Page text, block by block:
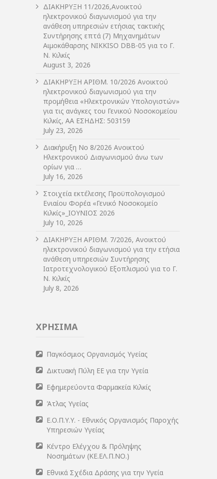
ΔIΑΚΗΡΥΞΗ 11/2026,Ανοικτού
ηλεκτρονικού διαγωνισμού για την
ανάθεση υπηρεσιών ετήσιας τακτικής
Συντήρησης επτά (7) Μηχανημάτων
Αιμοκάθαρσης NIKKISO DBB-05 για το Γ.
Ν. Κιλκίς
August 3, 2026
ΔIΑΚΗΡΥΞΗ ΑΡIΘΜ. 10/2026 Ανοικτού
ηλεκτρονικού διαγωνισμού για την
προμήθεια «Ηλεκτρονικών Υπολογιστών»
για τις ανάγκες του Γενικού Νοσοκομείου
Κιλκίς, ΑΑ ΕΣΗΔΗΣ: 503159
July 23, 2026
Διακήρυξη Νο 8/2026 Ανοικτού
Ηλεκτρονικού Διαγωνισμού άνω των
ορίων για …
July 16, 2026
Στοιχεία εκτέλεσης Προϋπολογισμού
Ενιαίου Φορέα «Γενικό Νοσοκομείο
Κιλκίς»_ΙΟΥΝΙΟΣ 2026
July 10, 2026
ΔIΑΚΗΡΥΞΗ ΑΡIΘΜ. 7/2026, Ανοικτού
ηλεκτρονικού διαγωνισμού για την ετήσια
ανάθεση υπηρεσιών Συντήρησης
Ιατροτεχνολογικού Εξοπλισμού για το Γ.
Ν. Κιλκίς
July 8, 2026
ΧΡΗΣΙΜΑ
Παγκόσμιος Οργανισμός Υγείας
Δικτυακή Πύλη ΕΕ για την Υγεία
Εφημερεύοντα Φαρμακεία Κιλκίς
Άτλας Υγείας
Ε.Ο.Π.Υ.Υ. - Εθνικός Οργανισμός Παροχής
Υπηρεσιών Υγείας
Κέντρο Ελέγχου & Πρόληψης
Νοσημάτων (ΚΕ.ΕΛ.Π.ΝΟ.)
Εθνικά Σχέδια Δράσης για την Υγεία